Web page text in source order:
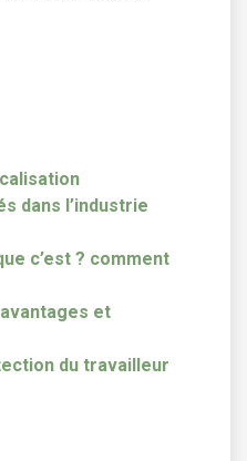
dans l’industrie
c’est ? comment
et
du travailleur